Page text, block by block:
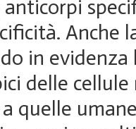
Anche
in
delle
quelle